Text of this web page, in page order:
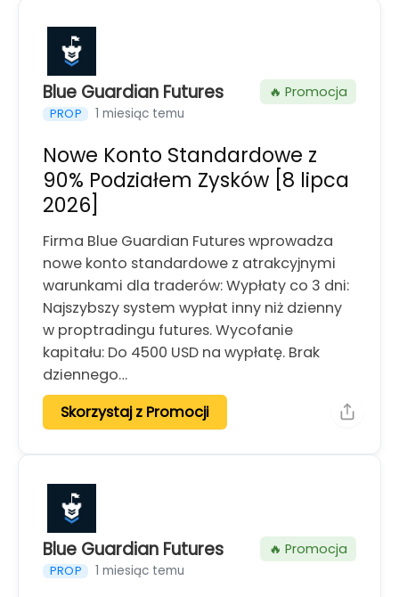
Blue Guardian Futures
PROP 1 miesiąc temu
🔥 Promocja
Nowe Konto Standardowe z
90% Podziałem Zysków [8 lipca
2026]
Firma Blue Guardian Futures wprowadza
nowe konto standardowe z atrakcyjnymi
warunkami dla traderów: Wypłaty co 3 dni:
Najszybszy system wypłat inny niż dzienny
w proptradingu futures. Wycofanie
kapitału: Do 4500 USD na wypłatę. Brak
dziennego…
Skorzystaj z Promocji
Blue Guardian Futures
PROP 1 miesiąc temu
🔥 Promocja